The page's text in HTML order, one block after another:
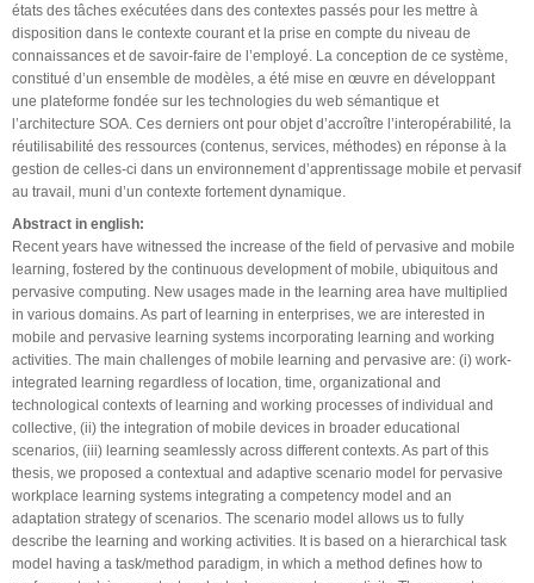
états des tâches exécutées dans des contextes passés pour les mettre à
disposition dans le contexte courant et la prise en compte du niveau de
connaissances et de savoir-faire de l’employé. La conception de ce système,
constitué d’un ensemble de modèles, a été mise en œuvre en développant
une plateforme fondée sur les technologies du web sémantique et
l’architecture SOA. Ces derniers ont pour objet d’accroître l’interopérabilité, la
réutilisabilité des ressources (contenus, services, méthodes) en réponse à la
gestion de celles-ci dans un environnement d’apprentissage mobile et pervasif
au travail, muni d’un contexte fortement dynamique.
Abstract in english:
Recent years have witnessed the increase of the field of pervasive and mobile
learning, fostered by the continuous development of mobile, ubiquitous and
pervasive computing. New usages made in the learning area have multiplied
in various domains. As part of learning in enterprises, we are interested in
mobile and pervasive learning systems incorporating learning and working
activities. The main challenges of mobile learning and pervasive are: (i) work-
integrated learning regardless of location, time, organizational and
technological contexts of learning and working processes of individual and
collective, (ii) the integration of mobile devices in broader educational
scenarios, (iii) learning seamlessly across different contexts. As part of this
thesis, we proposed a contextual and adaptive scenario model for pervasive
workplace learning systems integrating a competency model and an
adaptation strategy of scenarios. The scenario model allows us to fully
describe the learning and working activities. It is based on a hierarchical task
model having a task/method paradigm, in which a method defines how to